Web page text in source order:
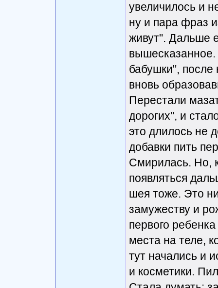
увеличилось и
ну и пара фраз
живут". Дальше
вышесказанное.
бабушки", после
вновь
Перестали
дорогих", и
это длилось не
добавки пить
Смирилась. Но,
появляться
шея тоже. Это
замужеству и
первого
места на теле,
тут начались и
и косметики.